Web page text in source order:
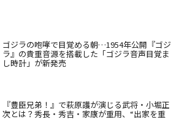
ゴジラの咆哮で目覚める朝…1954年公開『ゴジ
ラ』の貴重音源を搭載した「ゴジラ音声目覚ま
し時計」が新発売
『豊臣兄弟！』で萩原護が演じる武将・小堀正
次とは？秀長・秀吉・家康が重用、“出家を重